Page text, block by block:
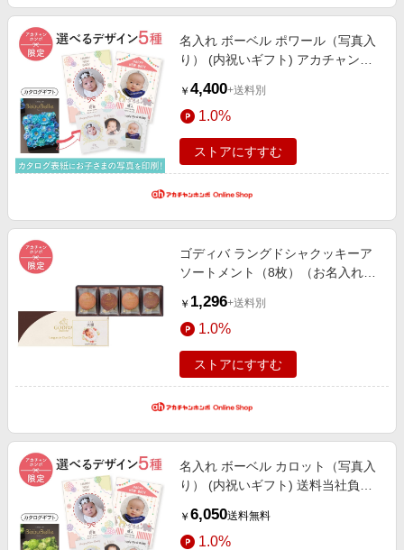
名入れ ボーベル ポワール（写真入
り） (内祝いギフト) アカチャンホ
入れギフト・顔写真＋名入れギフト
￥ 4,400+送料別
1.0%
ストアにすすむ
ゴディバ ラングドシャクッキーア
ソートメント（8枚）（お名入れ）
定 内祝い・お返しギフト 名入れギ
フト・顔写真＋名入れギフト
￥ 1,296+送料別
1.0%
ストアにすすむ
名入れ ボーベル カロット（写真入
り） (内祝いギフト) 送料当社負担
返しギフト 名入れギフト・顔写真
＋名入れギフト
￥ 6,050送料無料
1.0%